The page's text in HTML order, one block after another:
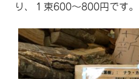
り、１束600〜800円です。